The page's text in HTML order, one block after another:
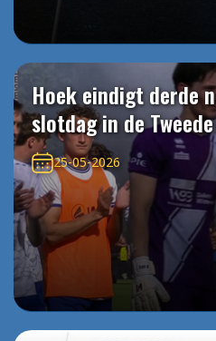
Hoek eindigt derde
slotdag in de
25-05-2026